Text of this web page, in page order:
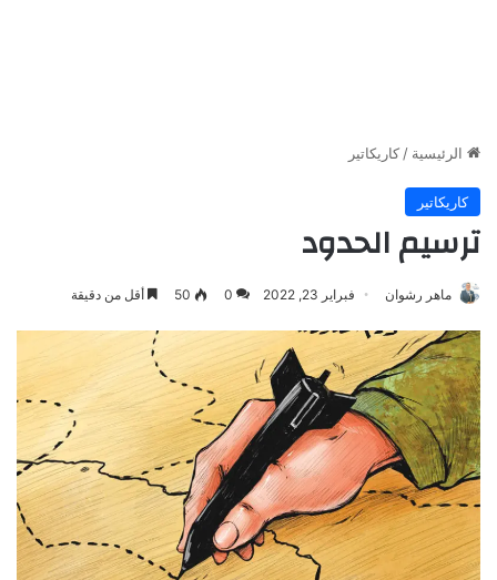
الرئيسية / كاريكاتير
كاريكاتير
ترسيم الحدود
ماهر رشوان فبراير 23, 2022 0
50 أقل من دقيقة